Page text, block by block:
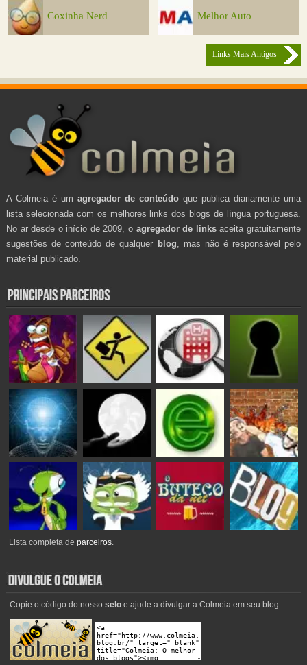
Coxinha Nerd Melhor Auto
Links Mais Antigos
A Colmeia é um agregador de conteúdo que publica diariamente uma
lista selecionada com os melhores links dos blogs de língua portuguesa.
No ar desde o início de 2009, o agregador de linksaceita gratuitamente
sugestões de conteúdo de qualquer blog , mas não é responsável pelo
material publicado.
Lista completa deparceiros.
Copie o código do nosso seloe ajude a divulgar a Colmeia em seu blog.